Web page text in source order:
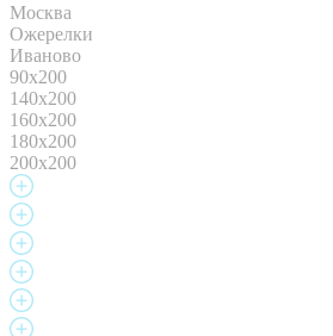
Москва
Ожерелки
Иваново
90x200
140x200
160x200
180x200
200x200